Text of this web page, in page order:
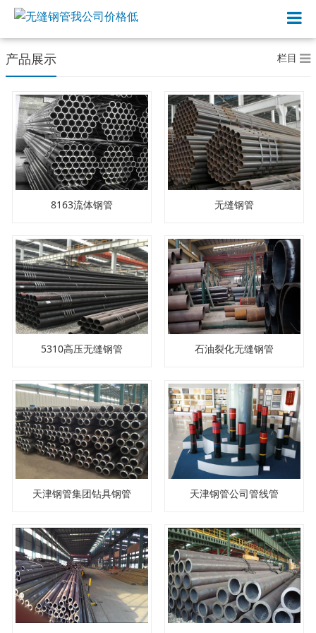
栏目
产品展示
8163流体钢管 无缝钢管
5310高压无缝钢管 石油裂化无缝钢管
天津钢管集团钻具钢管 天津钢管公司管线管